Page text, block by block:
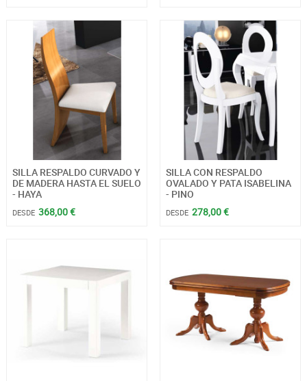
SILLA RESPALDO CURVADO Y
DE MADERA HASTA EL SUELO
- HAYA
DESDE 368,00 €
SILLA CON RESPALDO
OVALADO Y PATA ISABELINA
- PINO
DESDE 278,00 €